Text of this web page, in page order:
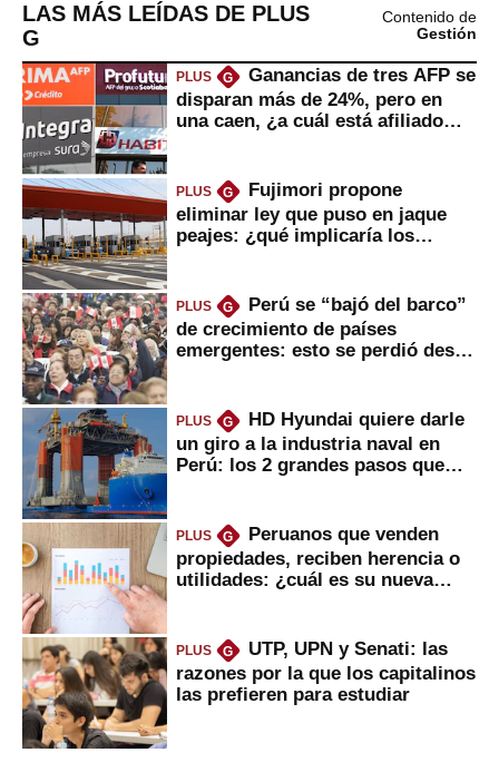
LAS MÁS LEÍDAS DE PLUS
G
Contenido de
Gestión
PLUS G
Ganancias de tres AFP se
disparan más de 24%, pero en
una caen, ¿a cuál está afiliado
PLUS G
Fujimori propone
eliminar ley que puso en jaque
peajes: ¿qué implicaría los
PLUS G
Perú se “bajó del barco”
de crecimiento de países
emergentes: esto se perdió desde
PLUS G
HD Hyundai quiere darle
un giro a la industria naval en
Perú: los 2 grandes pasos que
PLUS G
Peruanos que venden
propiedades, reciben herencia o
utilidades: ¿cuál es su nueva
PLUS G
UTP, UPN y Senati: las
razones por la que los capitalinos
las prefieren para estudiar